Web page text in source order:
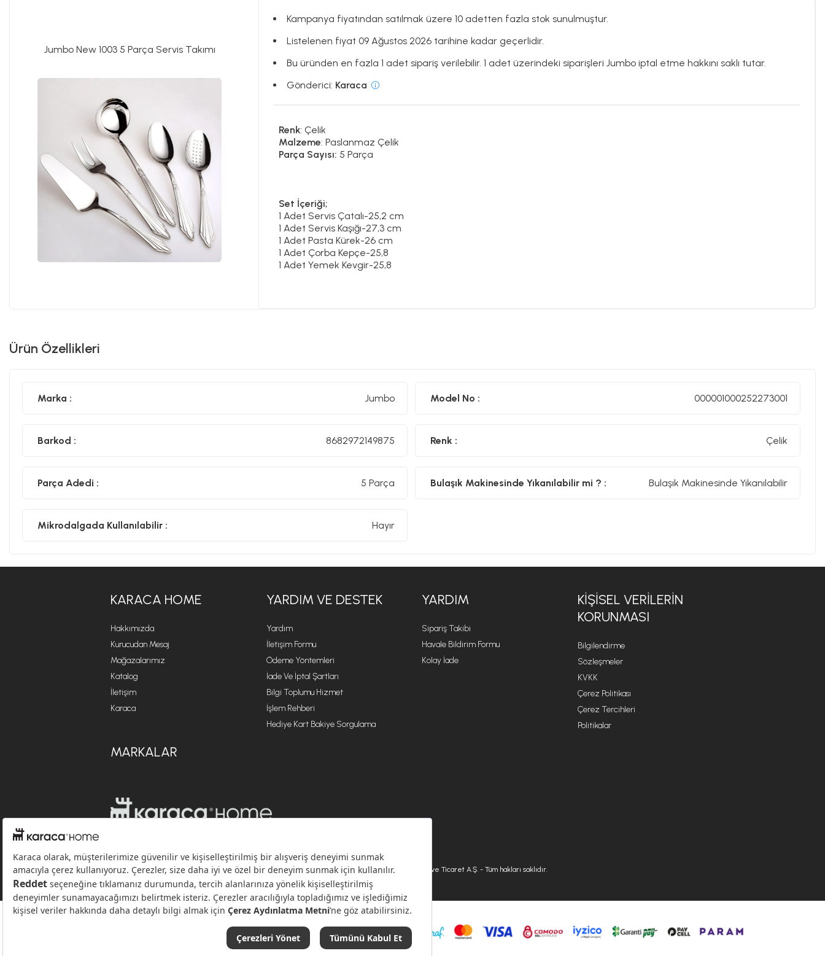
Jumbo New 1003 5 Parça Servis Takımı
Kampanya fiyatından satılmak üzere 10 adetten fazla stok sunulmuştur.
Listelenen fiyat 09 Ağustos 2026 tarihine kadar geçerlidir.
Bu üründen en fazla 1 adet sipariş verilebilir. 1 adet üzerindeki siparişleri Jumbo iptal etme hakkını saklı tutar.
Gönderici: Karaca
Renk: Çelik
Malzeme: Paslanmaz Çelik
Parça Sayısı: 5 Parça
Set İçeriği;
1 Adet Servis Çatalı-25,2 cm
1 Adet Servis Kaşığı-27,3 cm
1 Adet Pasta Kürek-26 cm
1 Adet Çorba Kepçe-25,8
1 Adet Yemek Kevgir-25,8
Ürün Özellikleri
Marka : Jumbo Model No : 000001000252273001
Barkod : 8682972149875 Renk : Çelik
Parça Adedi : 5 Parça Bulaşık Makinesinde Yıkanılabilir mi ? : Bulaşık Makinesinde Yıkanılabilir
Mikrodalgada Kullanılabilir : Hayır
KARACA HOME
Hakkımızda
Kurucudan Mesaj
Mağazalarımız
Katalog
İletişim
Karaca
YARDIM VE DESTEK
Yardım
İletişim Formu
Ödeme Yöntemleri
İade Ve İptal Şartları
Bilgi Toplumu Hizmet
İşlem Rehberi
Hediye Kart Bakiye Sorgulama
YARDIM
Sipariş Takibi
Havale Bildirim Formu
Kolay İade
KİŞİSEL VERİLERİN
KORUNMASI
Bilgilendirme
Sözleşmeler
KVKK
Çerez Politikası
Çerez Tercihleri
Politikalar
MARKALAR
© 2026 Karaca Home Collection Tekstil Sanayi ve Ticaret A.Ş. - Tüm hakları saklıdır.